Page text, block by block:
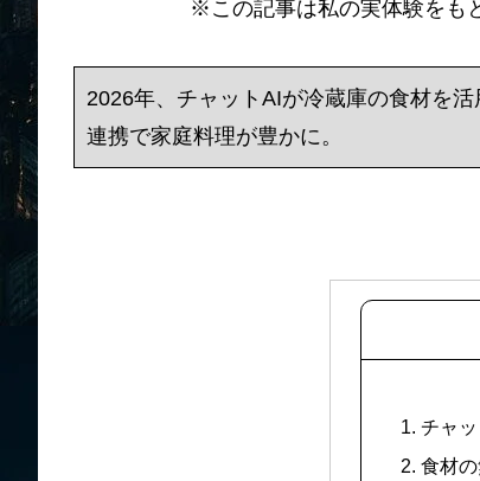
※この記事は私の実体験をも
2026年、チャットAIが冷蔵庫の食材を
連携で家庭料理が豊かに。
1. チャ
2. 食材